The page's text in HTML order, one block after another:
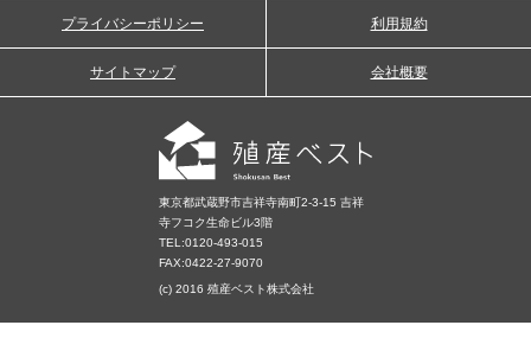
プライバシーポリシー 利用規約
サイトマップ 会社概要
東京都武蔵野市吉祥寺南町2-3-15 吉祥
寺フコク生命ビル3階
TEL:0120-493-015
FAX:0422-27-9070
(c) 2016 殖産ベスト株式会社